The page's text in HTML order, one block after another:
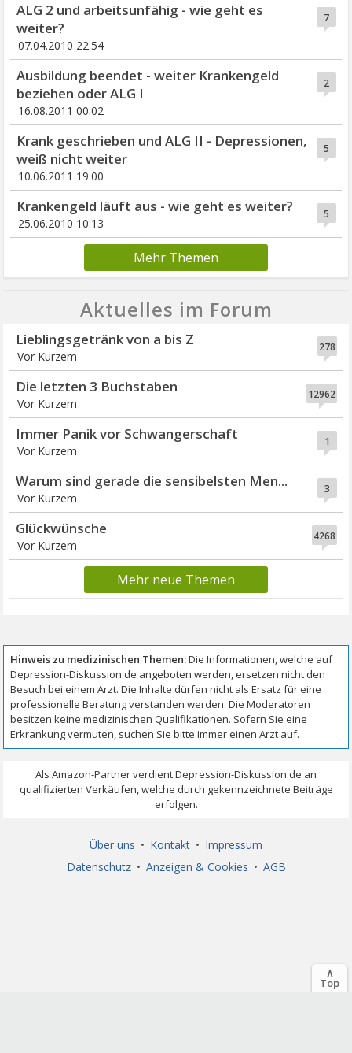
7
ALG 2 und arbeitsunfähig - wie geht es
weiter?
07.04.2010 22:54
2
Ausbildung beendet - weiter Krankengeld
beziehen oder ALG I
16.08.2011 00:02
5
Krank geschrieben und ALG II - Depressionen,
weiß nicht weiter
10.06.2011 19:00
5
Krankengeld läuft aus - wie geht es weiter?
25.06.2010 10:13
Mehr Themen
Aktuelles im Forum
278
Lieblingsgetränk von a bis Z
Vor Kurzem
12962
Die letzten 3 Buchstaben
Vor Kurzem
1
Immer Panik vor Schwangerschaft
Vor Kurzem
3
Warum sind gerade die sensibelsten Men...
Vor Kurzem
4268
Glückwünsche
Vor Kurzem
Mehr neue Themen
Über uns • Kontakt • Impressum
Datenschutz • Anzeigen & Cookies • AGB
∧
Top